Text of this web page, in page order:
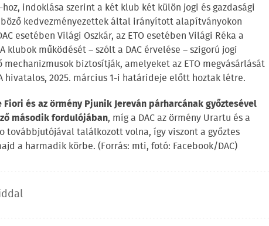
hoz, indoklása szerint a két klub két külön jogi és gazdasági
kedvezményezettek által irányított alapítványokon
esetében Világi Oszkár, az ETO esetében Világi Réka a
klubok működését – szólt a DAC érvelése – szigorú jogi
biztosítják, amelyeket az ETO megvásárlását
hivatalos, 2025. március 1-i határideje előtt hoztak létre.
Fiori és az örmény Pjunik Jereván párharcának győztesével
második fordulójában, míg a DAC az örmény Urartu és a
továbbjutójával találkozott volna, így viszont a győztes
a harmadik körbe. (Forrás: mti, fotó: Facebook/DAC)